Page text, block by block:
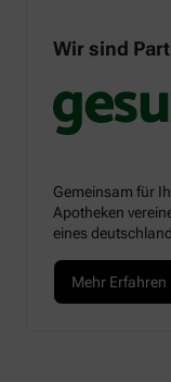
Wir sind
Gemeinsam für
Apotheken
eines
Mehr Erfahren